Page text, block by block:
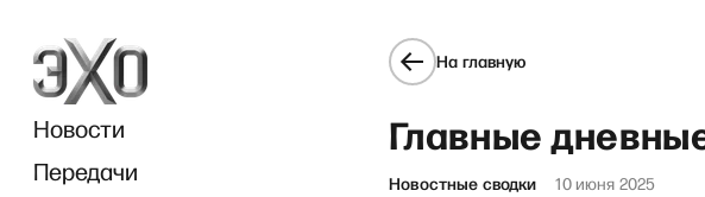
Новости
Передачи
На главную
Главные
Новостные сводки 10 июня 2025